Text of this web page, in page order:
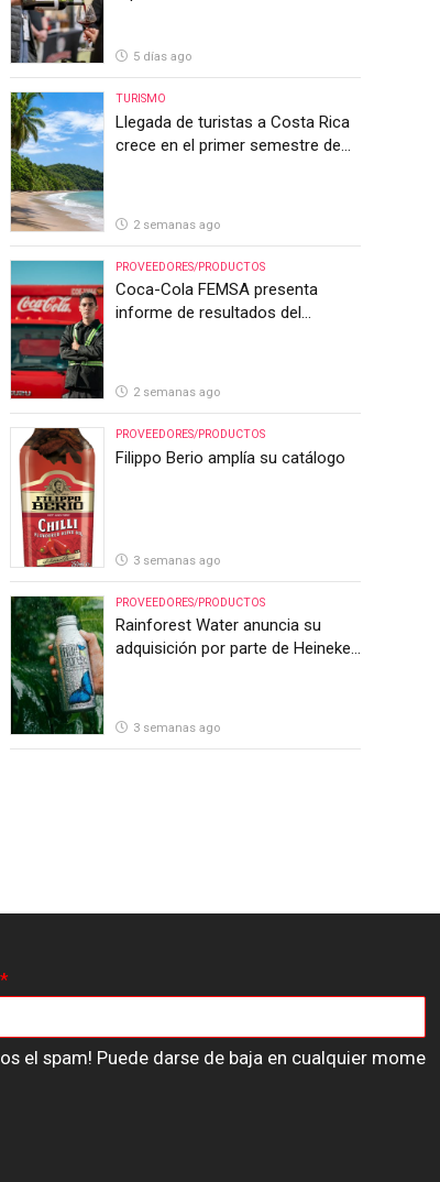
5 días ago
TURISMO
Llegada de turistas a Costa Rica
crece en el primer semestre de
2 semanas ago
PROVEEDORES/PRODUCTOS
Coca-Cola FEMSA presenta
informe de resultados del
2 semanas ago
PROVEEDORES/PRODUCTOS
Filippo Berio amplía su catálogo
3 semanas ago
PROVEEDORES/PRODUCTOS
Rainforest Water anuncia su
adquisición por parte de Heineken
3 semanas ago
*
el spam! Puede darse de baja en cualquier mome